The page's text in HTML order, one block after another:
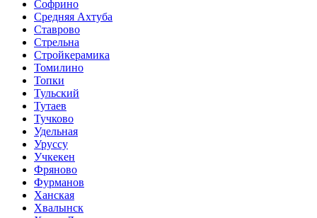
Софрино
Средняя Ахтуба
Ставрово
Стрельна
Стройкерамика
Томилино
Топки
Тульский
Тутаев
Тучково
Удельная
Уруссу
Учкекен
Фряново
Фурманов
Ханская
Хвалынск